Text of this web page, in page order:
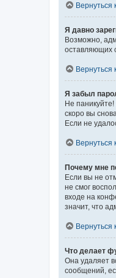
Вернуться
Я давно
Возможно,
оставляющих
Вернуться
Я забыл
Не
скоро вы
Если не
Вернуться
Почему мне
Если вы не
не смог
входе на
значит, что
Вернуться
Что делает
Она удаляет
сообщений,